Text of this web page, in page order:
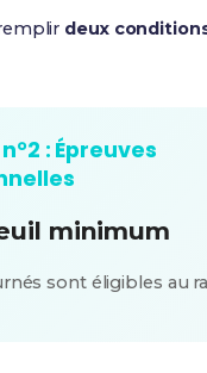
deux
: Épreuves
minimum
sont éligibles au